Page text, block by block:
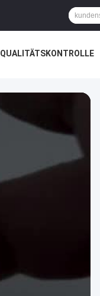
QUALITÄTSKONTROLLE